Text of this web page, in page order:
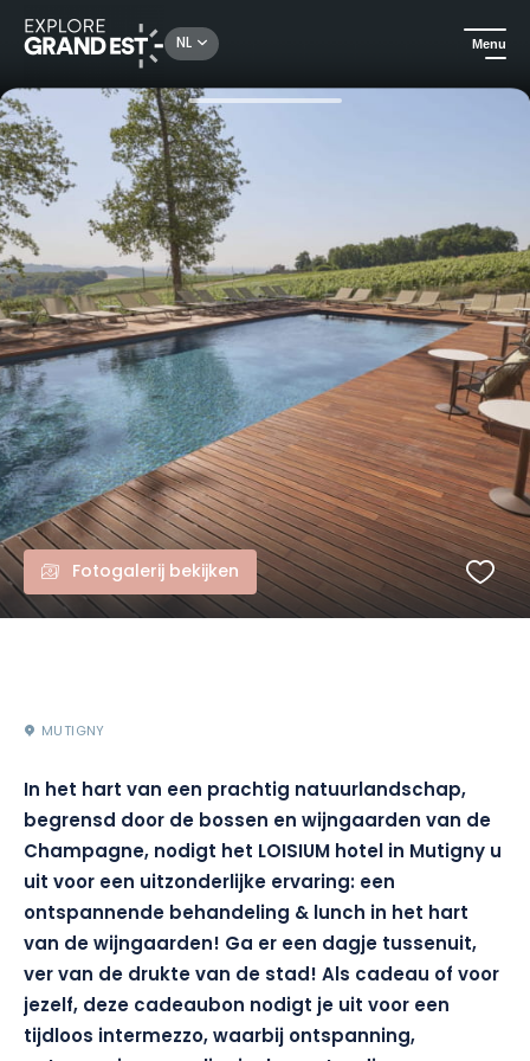
NL Menu
Kijk je ogen uit in de Grand Est Ontspannende behandeling en lunch in het hart van de wijngaarden - Hôtel LOISIUM Champagne
Fotogalerij bekijken
MUTIGNY
In het hart van een prachtig natuurlandschap,
begrensd door de bossen en wijngaarden van de
Champagne, nodigt het LOISIUM hotel in Mutigny u
uit voor een uitzonderlijke ervaring: een
ontspannende behandeling & lunch in het hart
van de wijngaarden! Ga er een dagje tussenuit,
ver van de drukte van de stad! Als cadeau of voor
jezelf, deze cadeaubon nodigt je uit voor een
tijdloos intermezzo, waarbij ontspanning,